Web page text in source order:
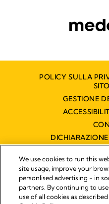
POLICY SULLA
GESTIONE
Legal
Medela Italia s.r.l. a socio
italiana di
We use cookies to run this
site usage, improve your
personlised advertising - in
partners. By continuing to
use of all cookies as